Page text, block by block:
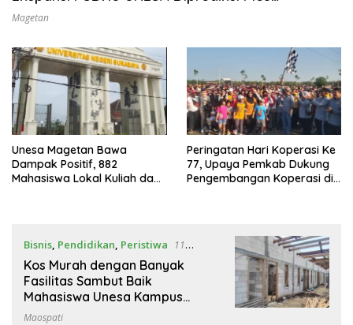
Pertumbuhan Ekonomi
Magetan
Unesa Magetan Bawa
Dampak Positif, 882
Mahasiswa Lokal Kuliah dan
Peringatan Hari Koperasi Ke
77, Upaya Pemkab Dukung
Pengembangan Koperasi di
Bisnis, Pendidikan, Peristiwa
11
Januari 2024
Kos Murah dengan Banyak
Fasilitas Sambut Baik
Mahasiswa Unesa Kampus
Magetan
Maospati